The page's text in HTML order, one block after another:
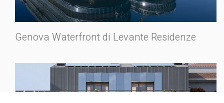
Genova Waterfront di Levante Residenze